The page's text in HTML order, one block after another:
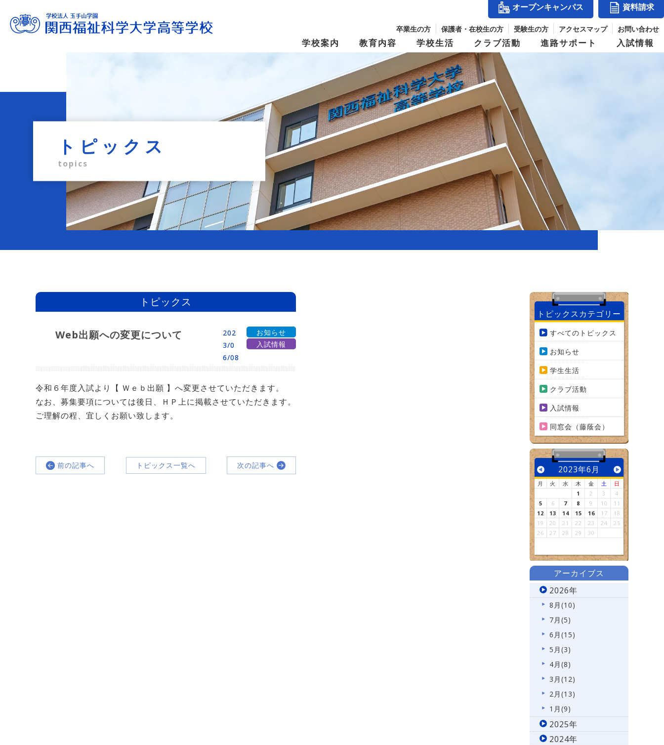
卒業生の方 保護者・在校生の方 受験生の方 アクセスマップ お問い合わせ
オープンキャンパス 資料請求
学校案内
校長からのメッセージ 学園の沿革
キャンパスマップ スクール・ポリシー 玉手山学園紹介
Tama Café （食堂） 夢と志の結実 デジタルパンフレット
動画アーカイブス
教育内容
学習・教育システム 学びの『仕掛け』
特別進学Ⅰコース 特別進学Ⅱコース 進学コース
保育進学コース 卒業生メッセージ
学校生活
年間行事・制服紹介 文化祭 体育祭
修学旅行
クラブ活動 進路サポート
進路指導 進路実績 併設校からめざせる職業と資格
入試情報
生徒募集要項 学費・奨学金 入試結果
資料請求 オープンキャンパス
トピックス
topics
トピックス
Web出願への変更について
202
3/0
6/08
お知らせ
入試情報
令和６年度入試より【 Ｗｅｂ出願 】へ変更させていただきます。
なお、募集要項については後日、ＨＰ上に掲載させていただきます。
ご理解の程、宜しくお願い致します。
前の記事へ トピックス一覧へ 次の記事へ
トピックスカテゴリー
すべてのトピックス
お知らせ
学生生活
クラブ活動
入試情報
同窓会（藤蔭会）
2023年6月
月 火 水 木 金 土
日
1
2 3
4
5
6 7 8 9 10
11
12
13 14 15 16 17
18
19
20 21 22 23 24
25
26
27 28 29 30
アーカイブス
2026年
8月(10)
7月(5)
6月(15)
5月(3)
4月(8)
3月(12)
2月(13)
1月(9)
2025年
2024年